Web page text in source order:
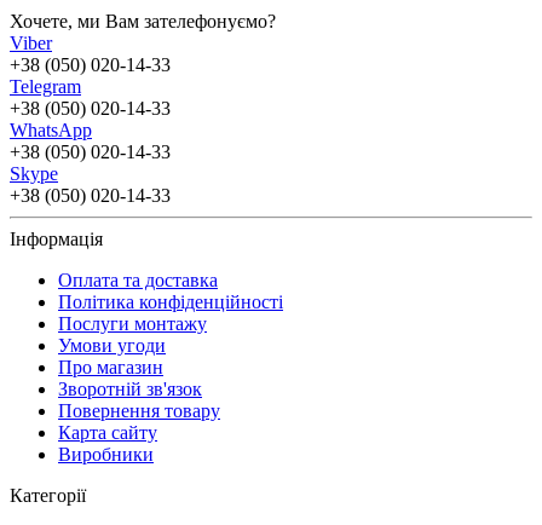
Хочете, ми Вам зателефонуємо?
Viber
+38 (050) 020-14-33
Telegram
+38 (050) 020-14-33
WhatsApp
+38 (050) 020-14-33
Skype
+38 (050) 020-14-33
Інформація
Оплата та доставка
Політика конфіденційності
Послуги монтажу
Умови угоди
Про магазин
Зворотній зв'язок
Повернення товару
Карта сайту
Виробники
Категорії